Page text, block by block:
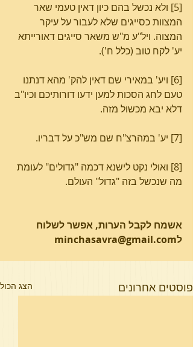
[5] ולא נכשל בהם כיון דאין טעמי שאר
המצוות כסייגים שלא לעבור על עיקר
המצוה. ויל"ע מ"ש משאר סייגים דאורייתא
יע' לקח טוב (כלל ח').
[6] ויע' במאירי שם דאין להק' מהא דנתנו
טעם לחג הסכות למען ידעו דורותיכם וכיו"ב
דלא יבא מכשול מזה.
[7] יע' במהרצ"ח שם מש"כ על דבריו.
[8] ואולי נקט לישנא דכמה "גדולים" לעומת
מה שנכשל בזה "גדול" העולם.
אשמח לקבל הערות, אפשר לשלוח
לminchasavra@gmail.com
פוסטים אחרונים הצג הכול